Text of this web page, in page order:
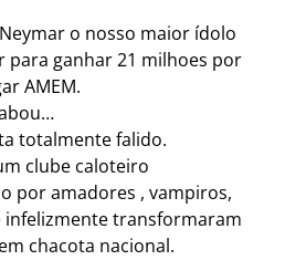
o nosso maior ídolo
para ganhar 21 milhoes por
AMEM.
totalmente falido.
clube caloteiro
por amadores , vampiros,
infelizmente transformaram
chacota nacional.